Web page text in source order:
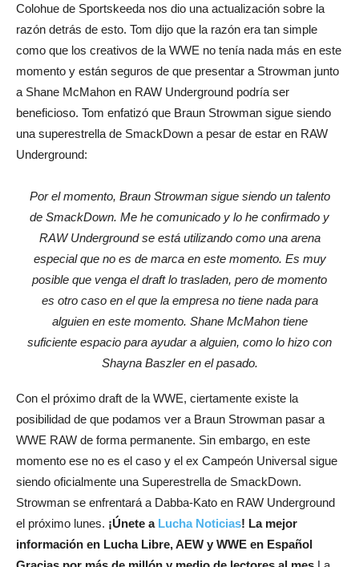
Colohue de Sportskeeda nos dio una actualización sobre la
razón detrás de esto. Tom dijo que la razón era tan simple
como que los creativos de la WWE no tenía nada más en este
momento y están seguros de que presentar a Strowman junto
a Shane McMahon en RAW Underground podría ser
beneficioso. Tom enfatizó que Braun Strowman sigue siendo
una superestrella de SmackDown a pesar de estar en RAW
Underground:
Por el momento, Braun Strowman sigue siendo un talento
de SmackDown. Me he comunicado y lo he confirmado y
RAW Underground se está utilizando como una arena
especial que no es de marca en este momento. Es muy
posible que venga el draft lo trasladen, pero de momento
es otro caso en el que la empresa no tiene nada para
alguien en este momento. Shane McMahon tiene
suficiente espacio para ayudar a alguien, como lo hizo con
Shayna Baszler en el pasado.
Con el próximo draft de la WWE, ciertamente existe la
posibilidad de que podamos ver a Braun Strowman pasar a
WWE RAW de forma permanente. Sin embargo, en este
momento ese no es el caso y el ex Campeón Universal sigue
siendo oficialmente una Superestrella de SmackDown.
Strowman se enfrentará a Dabba-Kato en RAW Underground
el próximo lunes. ¡Únete a Lucha Noticias! La mejor
información en Lucha Libre, AEW y WWE en Español